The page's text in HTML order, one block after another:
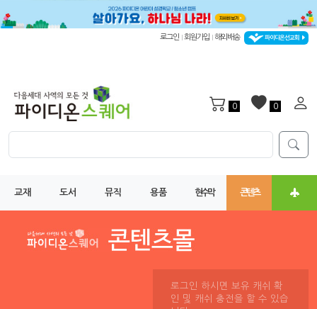
로그인 회원가입 해외배송 파이디온선교회
0 0
교재 도서 뮤직 용품 현수막 콘텐츠
로그인 하시면 보유 캐쉬 확
인 및 캐쉬 충전을 할 수 있습